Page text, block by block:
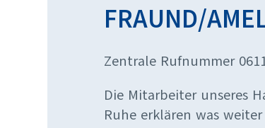
FRAUND/
Zentrale Rufnummer
Die Mitarbeiter unseres
Ruhe erklären was